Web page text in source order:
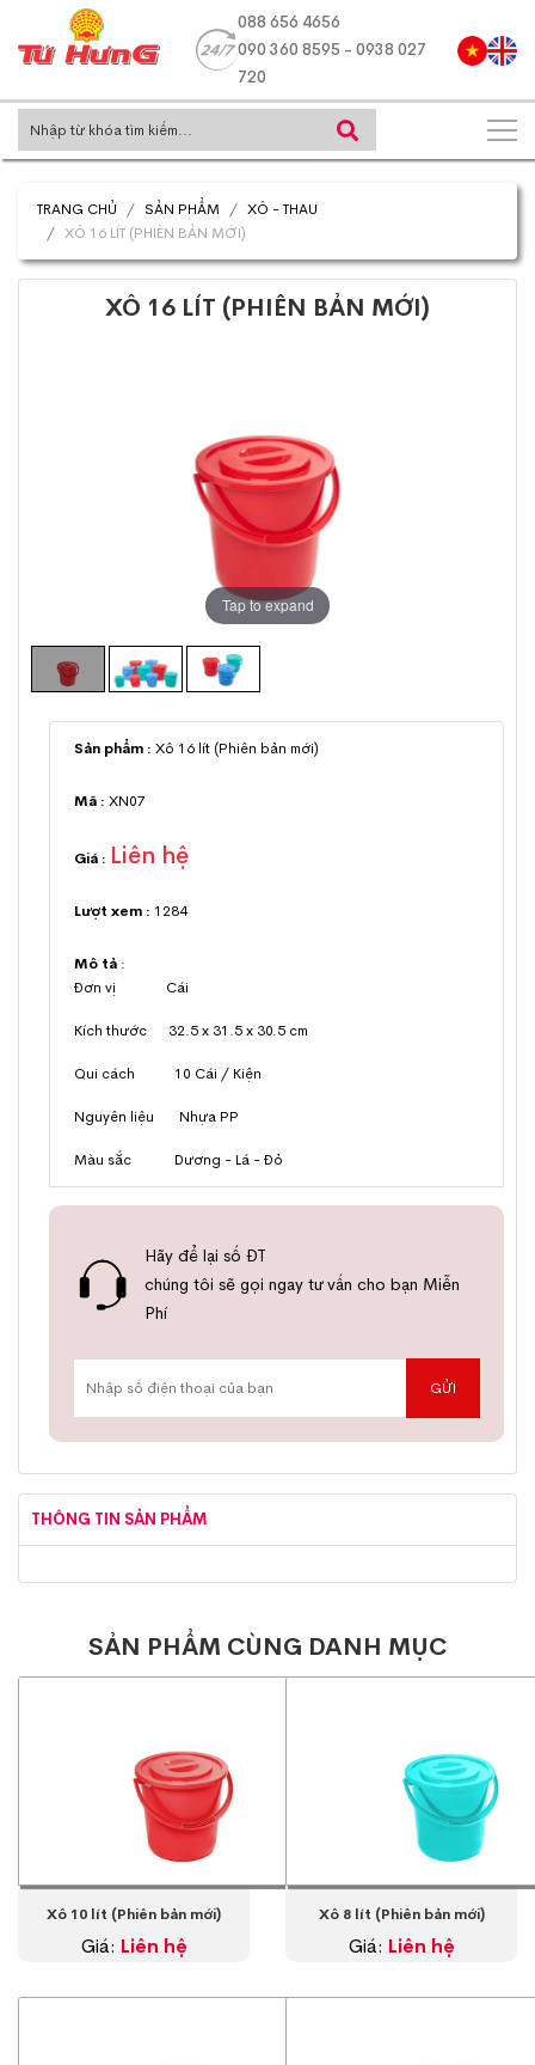
088 656 4656
090 360 8595 - 0938 027
720
TRANG CHỦ SẢN PHẨM
XÔ - THAU
XÔ 16 LÍT (PHIÊN BẢN MỚI)
XÔ 16 LÍT (PHIÊN BẢN MỚI)
Tap to expand
Sản phẩm : Xô 16 lít (Phiên bản mới)
Mã : XN07
Giá : Liên hệ
Lượt xem : 1284
Mô tả :
Đơn vị Cái
Kích thước 32.5 x 31.5 x 30.5 cm
Qui cách 10 Cái / Kiện
Nguyên liệu Nhựa PP
Màu sắc Dương - Lá - Đỏ
Hãy để lại số ĐT
chúng tôi sẽ gọi ngay tư vấn cho bạn Miễn
Phí
THÔNG TIN SẢN PHẨM
SẢN PHẨM CÙNG DANH MỤC
Xô 10 lít (Phiên bản mới)
Giá: Liên hệ
Xô 8 lít (Phiên bản mới)
Giá: Liên hệ